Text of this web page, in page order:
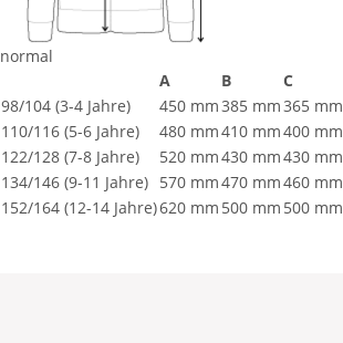
normal
A
B
C
98/104 (3-4 Jahre)
450 mm385 mm365 mm
110/116 (5-6 Jahre)
480 mm410 mm400 mm
122/128 (7-8 Jahre)
520 mm430 mm430 mm
134/146 (9-11 Jahre) 570 mm470 mm460 mm
152/164 (12-14 Jahre)620 mm 500 mm 500 mm